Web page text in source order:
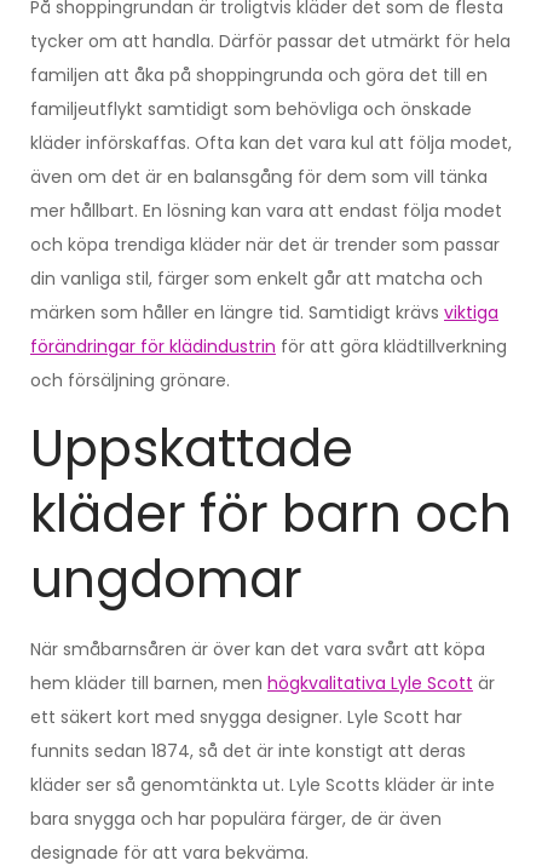
På shoppingrundan är troligtvis kläder det som de flesta
tycker om att handla. Därför passar det utmärkt för hela
familjen att åka på shoppingrunda och göra det till en
familjeutflykt samtidigt som behövliga och önskade
kläder införskaffas. Ofta kan det vara kul att följa modet,
även om det är en balansgång för dem som vill tänka
mer hållbart. En lösning kan vara att endast följa modet
och köpa trendiga kläder när det är trender som passar
din vanliga stil, färger som enkelt går att matcha och
märken som håller en längre tid. Samtidigt krävs viktiga
förändringar för klädindustrin för att göra klädtillverkning
och försäljning grönare.
Uppskattade
kläder för barn och
ungdomar
När småbarnsåren är över kan det vara svårt att köpa
hem kläder till barnen, men högkvalitativa Lyle Scott är
ett säkert kort med snygga designer. Lyle Scott har
funnits sedan 1874, så det är inte konstigt att deras
kläder ser så genomtänkta ut. Lyle Scotts kläder är inte
bara snygga och har populära färger, de är även
designade för att vara bekväma.